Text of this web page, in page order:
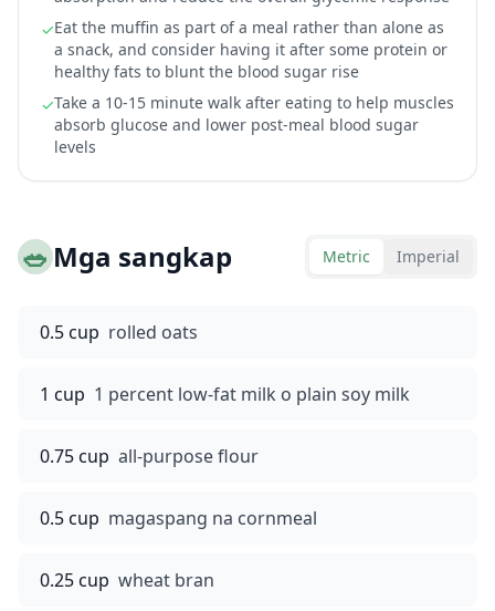
✓Eat the muffin as part of a meal rather than alone as
a snack, and consider having it after some protein or
healthy fats to blunt the blood sugar rise
✓Take a 10-15 minute walk after eating to help muscles
absorb glucose and lower post-meal blood sugar
levels
🥗Mga sangkap Metric Imperial
0.5 cup rolled oats
1 cup 1 percent low-fat milk o plain soy milk
0.75 cup all-purpose flour
0.5 cup magaspang na cornmeal
0.25 cup wheat bran